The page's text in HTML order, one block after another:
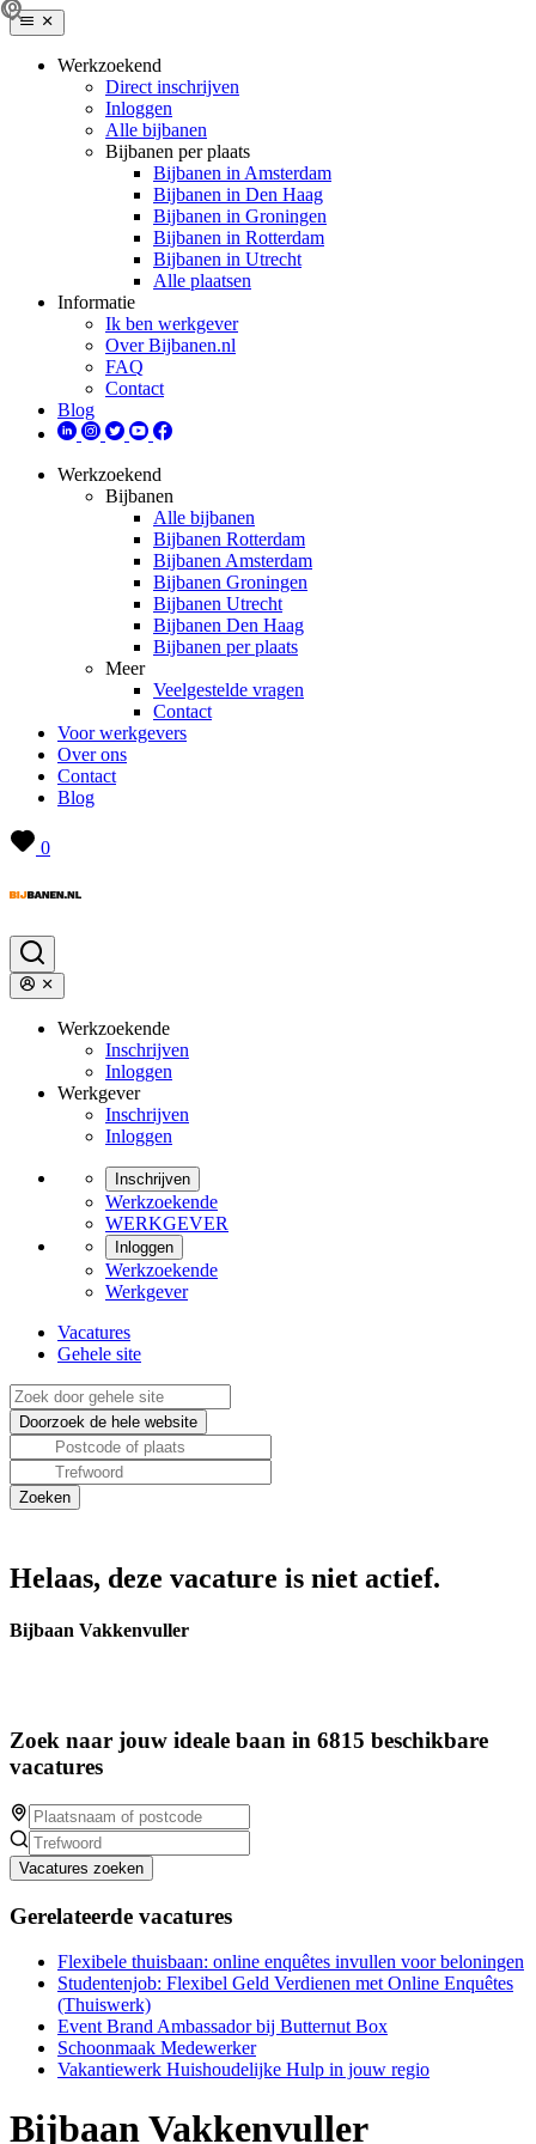
Werkzoekend
Direct inschrijven
Inloggen
Alle bijbanen
Bijbanen per plaats
Bijbanen in Amsterdam
Bijbanen in Den Haag
Bijbanen in Groningen
Bijbanen in Rotterdam
Bijbanen in Utrecht
Alle plaatsen
Informatie
Ik ben werkgever
Over Bijbanen.nl
FAQ
Contact
Blog
Werkzoekend
Bijbanen
Alle bijbanen
Bijbanen Rotterdam
Bijbanen Amsterdam
Bijbanen Groningen
Bijbanen Utrecht
Bijbanen Den Haag
Bijbanen per plaats
Meer
Veelgestelde vragen
Contact
Voor werkgevers
Over ons
Contact
Blog
0
Werkzoekende
Inschrijven
Inloggen
Werkgever
Inschrijven
Inloggen
Inschrijven
Werkzoekende
WERKGEVER
Inloggen
Werkzoekende
Werkgever
Vacatures
Gehele site
Helaas, deze vacature is niet actief.
Bijbaan Vakkenvuller
Zoek naar jouw ideale baan in 6815 beschikbare
vacatures
Vacatures zoeken
Gerelateerde vacatures
Flexibele thuisbaan: online enquêtes invullen voor beloningen
Studentenjob: Flexibel Geld Verdienen met Online Enquêtes
(Thuiswerk)
Event Brand Ambassador bij Butternut Box
Schoonmaak Medewerker
Vakantiewerk Huishoudelijke Hulp in jouw regio
Bijbaan Vakkenvuller